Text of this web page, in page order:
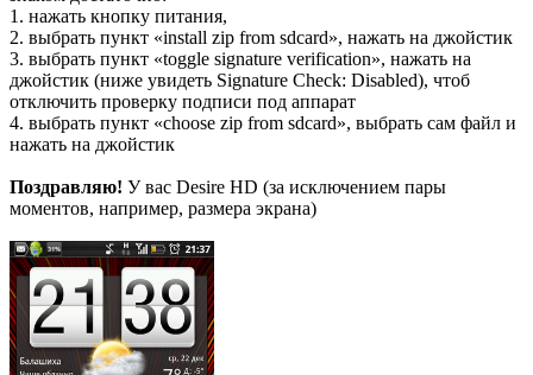
1. нажать кнопку питания,
2. выбрать пункт «install zip from sdcard», нажать на джойстик
3. выбрать пункт «toggle signature verification», нажать на
джойстик (ниже увидеть Signature Check: Disabled), чтоб
отключить проверку подписи под аппарат
4. выбрать пункт «choose zip from sdcard», выбрать сам файл и
нажать на джойстик
Поздравляю! У вас Desire HD (за исключением пары
моментов, например, размера экрана)